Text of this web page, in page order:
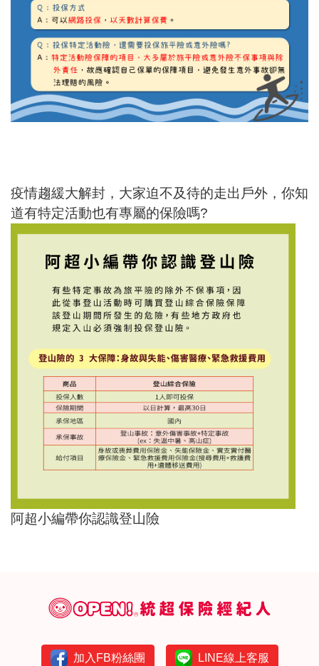
疫情趨緩大解封，大家迫不及待的走出戶外，你知
道有特定活動也有專屬的保險嗎?
阿超小編帶你認識登山險
加入FB粉絲團 LINE線上客服